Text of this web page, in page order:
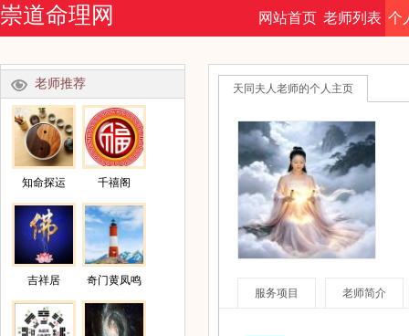
崇道命理网 网站首页 老师列表 个
天同夫人老师的个人主页
服务项目 老师简介
老师推荐
知命探运 千禧阁
吉祥居 奇门黄凤鸣